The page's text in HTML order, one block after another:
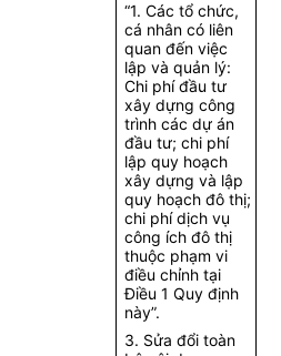
“1. Các tổ chức,
cá nhân có liên
quan đến việc
lập và quản lý:
Chi phí đầu tư
xây dựng công
trình các dự án
đầu tư; chi phí
lập quy hoạch
xây dựng và lập
quy hoạch đô thị;
chi phí dịch vụ
công ích đô thị
thuộc phạm vi
điều chỉnh tại
Điều 1 Quy định
này”.
3. Sửa đổi toàn